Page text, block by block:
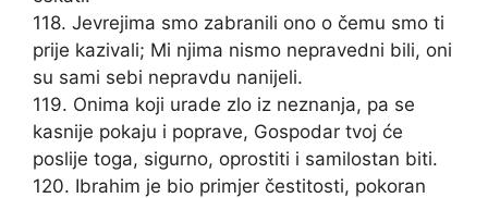
118. Jevrejima smo zabranili ono o čemu smo ti
prije kazivali; Mi njima nismo nepravedni bili, oni
su sami sebi nepravdu nanijeli.
119. Onima koji urade zlo iz neznanja, pa se
kasnije pokaju i poprave, Gospodar tvoj će
poslije toga, sigurno, oprostiti i samilostan biti.
120. Ibrahim je bio primjer čestitosti, pokoran